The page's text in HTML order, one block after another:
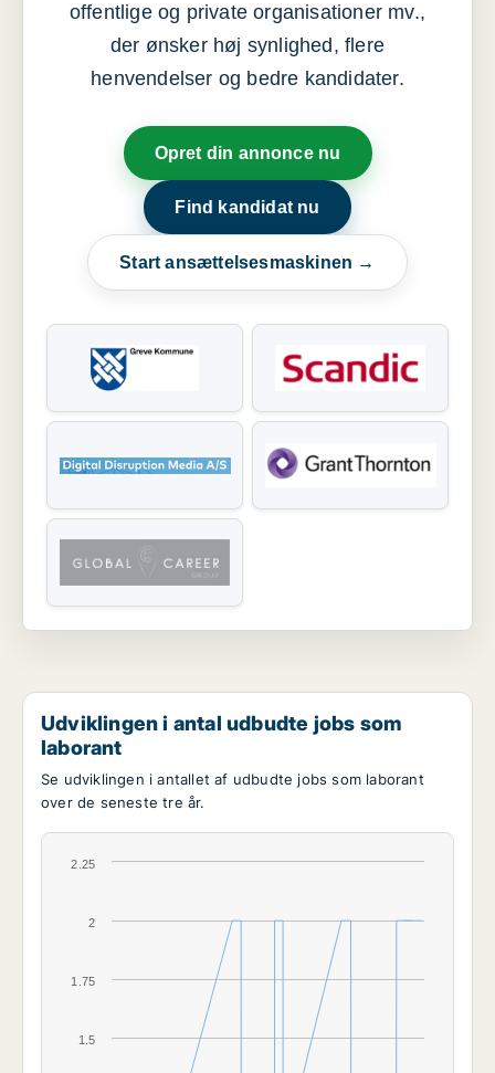
offentlige og private organisationer mv.,
der ønsker høj synlighed, flere
henvendelser og bedre kandidater.
Opret din annonce nu
Find kandidat nu
Start ansættelsesmaskinen →
Udviklingen i antal udbudte jobs som
laborant
Se udviklingen i antallet af udbudte jobs som laborant
over de seneste tre år.
2
1.5
1.75
2.25